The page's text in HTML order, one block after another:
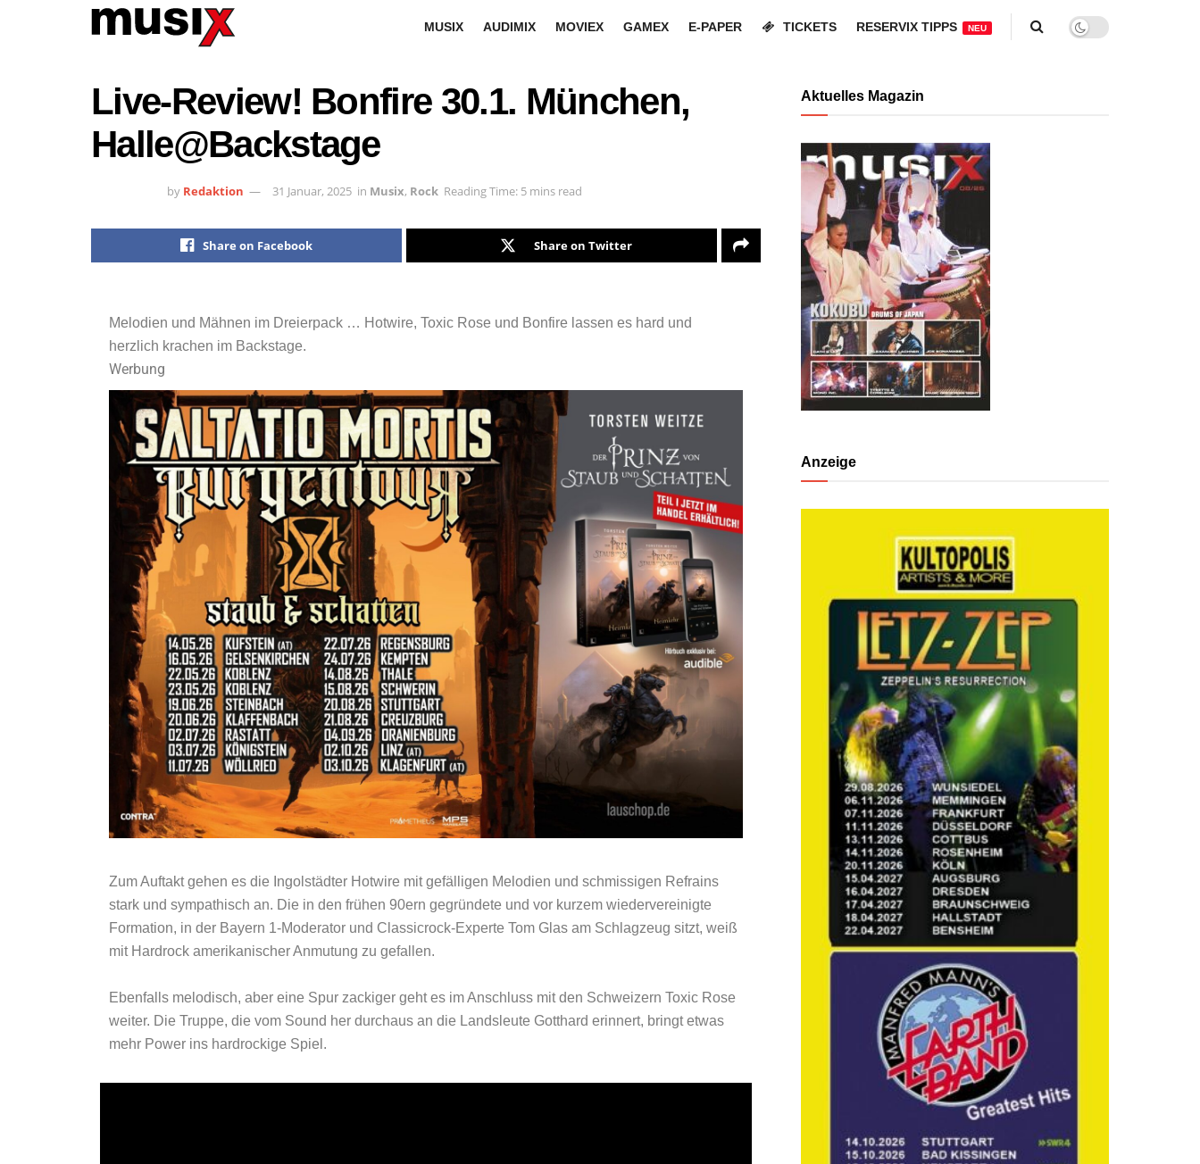
MUSIX AUDIMIX MOVIEX GAMEX E-PAPER TICKETS RESERVIX TIPPS NEU
Live-Review! Bonfire 30.1. München,
Halle@Backstage
by Redaktion 31 Januar, 2025 in Musix, Rock Reading Time: 5 mins read
Share on Facebook Share on Twitter
Melodien und Mähnen im Dreierpack … Hotwire, Toxic Rose und Bonfire lassen es hard und
herzlich krachen im Backstage.
Werbung
Zum Auftakt gehen es die Ingolstädter Hotwire mit gefälligen Melodien und schmissigen Refrains
stark und sympathisch an. Die in den frühen 90ern gegründete und vor kurzem wiedervereinigte
Formation, in der Bayern 1-Moderator und Classicrock-Experte Tom Glas am Schlagzeug sitzt, weiß
mit Hardrock amerikanischer Anmutung zu gefallen.
Ebenfalls melodisch, aber eine Spur zackiger geht es im Anschluss mit den Schweizern Toxic Rose
weiter. Die Truppe, die vom Sound her durchaus an die Landsleute Gotthard erinnert, bringt etwas
mehr Power ins hardrockige Spiel.
Aktuelles Magazin
Anzeige